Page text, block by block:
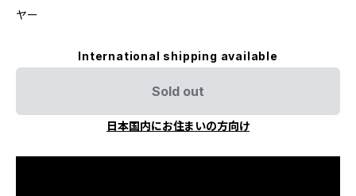
ヤー
International shipping available
Sold out
日本国内にお住まいの方向け